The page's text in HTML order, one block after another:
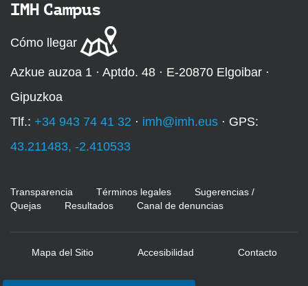
IMH Campus
Cómo llegar
Azkue auzoa 1 · Aptdo. 48 · E-20870 Elgoibar ·
Gipuzkoa
Tlf.: +34 943 74 41 32 · imh@imh.eus · GPS:
43.211483, -2.410533
Transparencia Términos legales
Sugerencias /
Quejas
Resultados Canal de denuncias
Mapa del Sitio Accesibilidad Contacto